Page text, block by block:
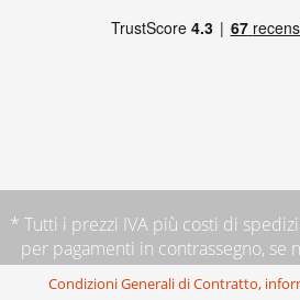
* Tutti i prezzi IVA più costi di
per pagamenti in contrassegno, se
Condizioni Generali di Contratto,